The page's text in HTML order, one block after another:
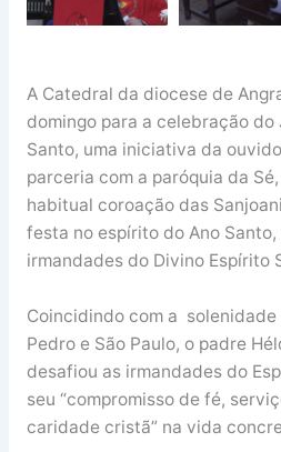
A Catedral da diocese de
domingo para a celebração
Santo, uma iniciativa da
parceria com a paróquia da
habitual coroação das
festa no espírito do Ano
irmandades do Divino Espírito
Coincidindo com a solenidade
Pedro e São Paulo, o padre
desafiou as irmandades do
seu “compromisso de fé,
caridade cristã” na vida